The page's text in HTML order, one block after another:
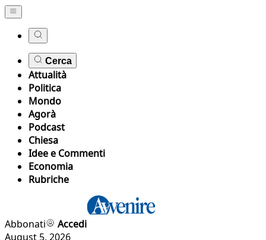
Cerca
Attualità
Politica
Mondo
Agorà
Podcast
Chiesa
Idee e Commenti
Economia
Rubriche
Abbonati
Accedi
August 5, 2026